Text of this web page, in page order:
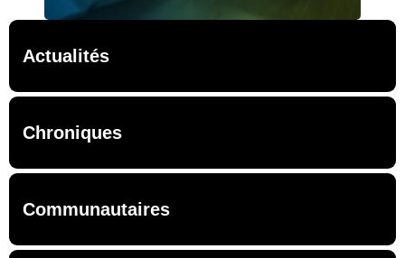
Actualités
Chroniques
Communautaires